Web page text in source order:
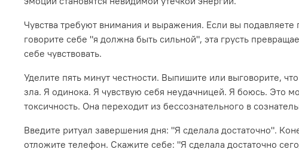
Чувства требуют внимания и выражения. Если вы подавляете
говорите себе "я должна быть сильной", эта грусть
себе чувствовать.
Уделите пять минут честности. Выпишите или выговорите,
зла. Я одинока. Я чувствую себя неудачницей. Я боюсь. Это
токсичность. Она переходит из бессознательного в
Введите ритуал завершения дня: "Я сделала достаточно".
отложите телефон. Скажите себе: "Я сделала достаточно